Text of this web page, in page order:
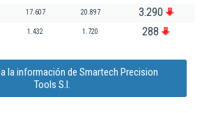
17.607 20.897 3.290
1.432 1.720 288
la información de Smartech Precision
Tools S.l.